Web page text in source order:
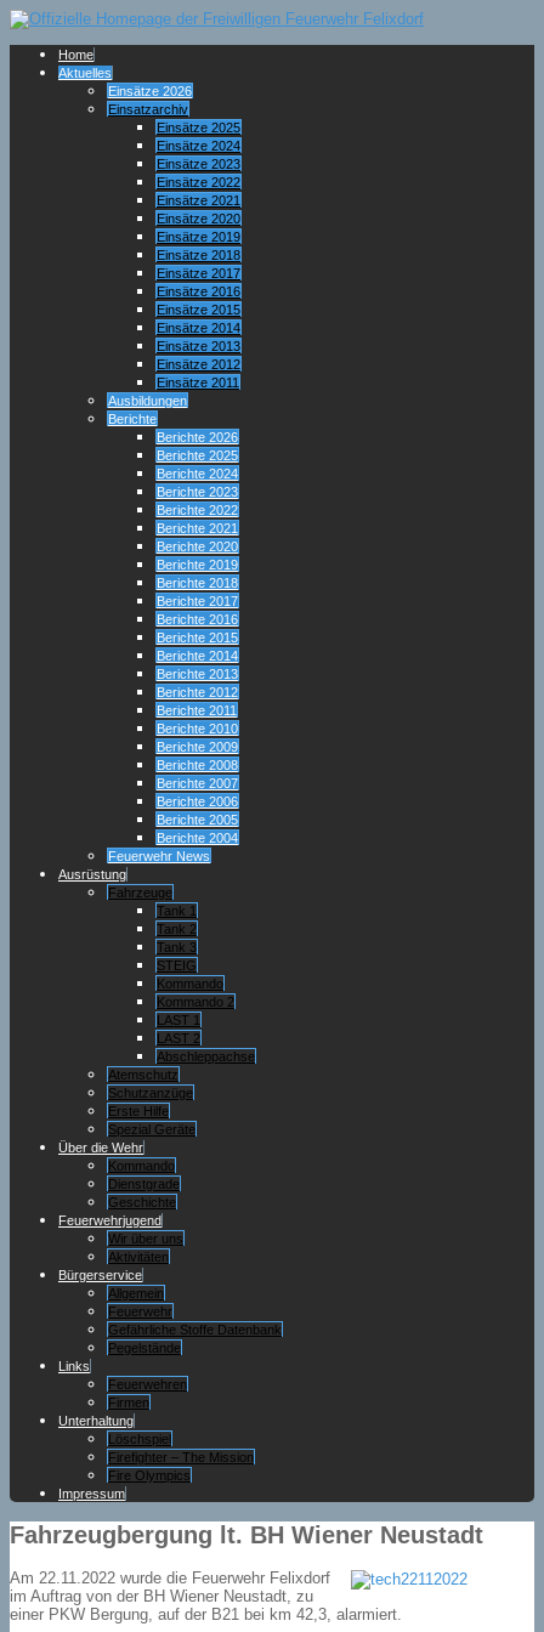
Home
Aktuelles
Einsätze 2026
Einsatzarchiv
Einsätze 2025
Einsätze 2024
Einsätze 2023
Einsätze 2022
Einsätze 2021
Einsätze 2020
Einsätze 2019
Einsätze 2018
Einsätze 2017
Einsätze 2016
Einsätze 2015
Einsätze 2014
Einsätze 2013
Einsätze 2012
Einsätze 2011
Ausbildungen
Berichte
Berichte 2026
Berichte 2025
Berichte 2024
Berichte 2023
Berichte 2022
Berichte 2021
Berichte 2020
Berichte 2019
Berichte 2018
Berichte 2017
Berichte 2016
Berichte 2015
Berichte 2014
Berichte 2013
Berichte 2012
Berichte 2011
Berichte 2010
Berichte 2009
Berichte 2008
Berichte 2007
Berichte 2006
Berichte 2005
Berichte 2004
Feuerwehr News
Ausrüstung
Fahrzeuge
Tank 1
Tank 2
Tank 3
STEIG
Kommando
Kommando 2
LAST 1
LAST 2
Abschleppachse
Atemschutz
Schutzanzüge
Erste Hilfe
Spezial Geräte
Über die Wehr
Kommando
Dienstgrade
Geschichte
Feuerwehrjugend
Wir über uns
Aktivitäten
Bürgerservice
Allgemein
Feuerwehr
Gefährliche Stoffe Datenbank
Pegelstände
Links
Feuerwehren
Firmen
Unterhaltung
Löschspiel
Firefighter – The Mission
Fire Olympics
Impressum
Fahrzeugbergung lt. BH Wiener Neustadt
Am 22.11.2022 wurde die Feuerwehr Felixdorf
im Auftrag von der BH Wiener Neustadt, zu
einer PKW Bergung, auf der B21 bei km 42,3, alarmiert.